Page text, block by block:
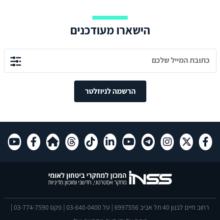
הישארו מעודכנים
הרשמה לניוזלטר
רחוב חיים לבנון 40 תל אביב 6997556 | טל 03-640-0400 | פקס 03-774-7590 |